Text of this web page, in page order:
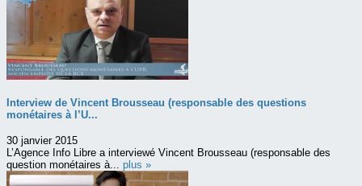
Interview de Vincent Brousseau (responsable des questions
monétaires à l’U...
30 janvier 2015
L’Agence Info Libre a interviewé Vincent Brousseau (responsable des
question monétaires à... plus »